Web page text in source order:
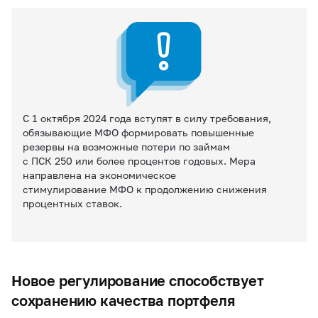
С 1 октября 2024 года вступят в силу требования,
обязывающие МФО формировать повышенные
резервы на возможные потери по займам
с ПСК 250 или более процентов годовых. Мера
направлена на экономическое
стимулирование МФО к продолжению снижения
процентных ставок.
Новое регулирование способствует
сохранению качества портфеля